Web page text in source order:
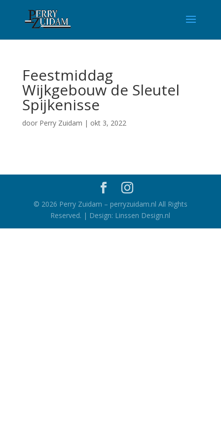
Feestmiddag
Wijkgebouw de Sleutel
Spijkenisse
door Perry Zuidam | okt 3, 2022
© 2026 Perry Zuidam – perryzuidam.nl All Rights
Reserved. | Design: Linssen Design.nl